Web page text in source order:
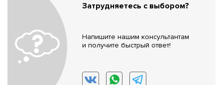
Затрудняетесь с выбором?
Напишите нашим консультантам
и получите быстрый ответ!